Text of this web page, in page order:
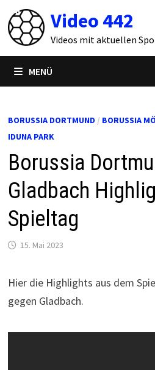
Zum
Inhalt
springen
Video 442
Videos mit aktuellen
MENÜ
BORUSSIA DORTMUND / BORUSSIA
IDUNA PARK
Borussia
Gladbach
Spieltag
15. Mai 2023
Hier die Highlights aus dem
gegen Gladbach.